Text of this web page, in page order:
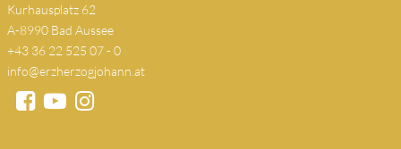
Kurhausplatz 62
A-8990 Bad Aussee
+43 36 22 525 07 - 0
info@erzherzogjohann.at